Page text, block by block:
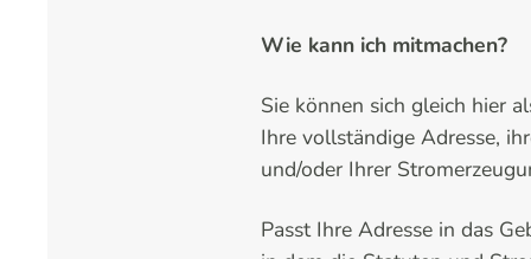
Wie kann ich mitmachen?
Sie können sich gleich hier
Ihre vollständige Adresse,
und/oder Ihrer
Passt Ihre Adresse in das